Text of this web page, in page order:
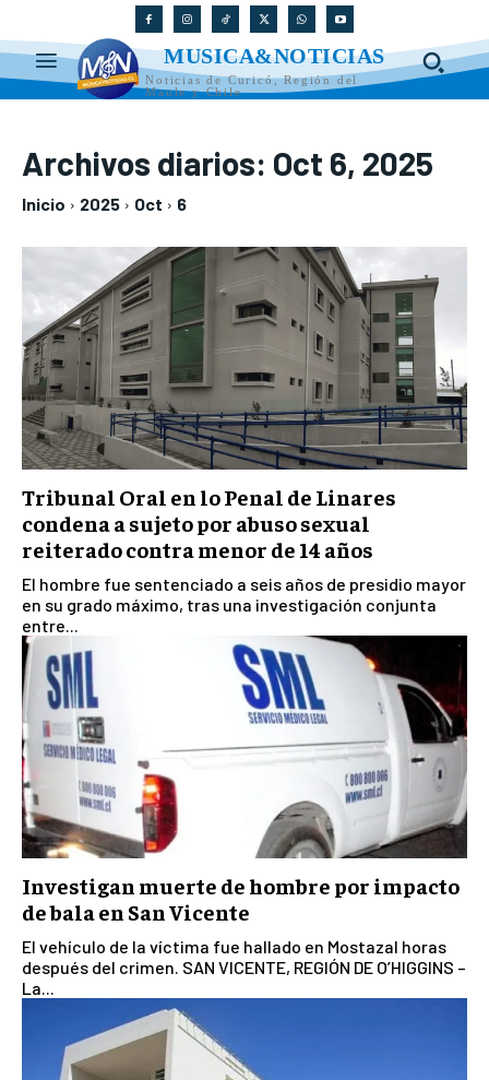
MUSICA&NOTICIAS
Noticias de Curicó, Región del
Maule y Chile
Archivos diarios: Oct 6, 2025
Inicio 2025 Oct 6
Tribunal Oral en lo Penal de Linares
condena a sujeto por abuso sexual
reiterado contra menor de 14 años
El hombre fue sentenciado a seis años de presidio mayor
en su grado máximo, tras una investigación conjunta
entre...
Investigan muerte de hombre por impacto
de bala en San Vicente
El vehículo de la víctima fue hallado en Mostazal horas
después del crimen. SAN VICENTE, REGIÓN DE O’HIGGINS –
La...